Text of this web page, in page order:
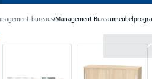
bureaus/Management